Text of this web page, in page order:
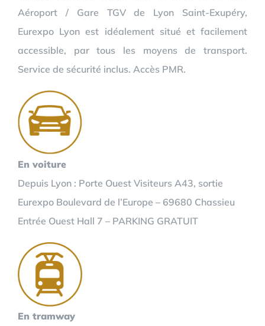
Aéroport / Gare TGV de Lyon Saint-Exupéry,
Eurexpo Lyon est idéalement situé et facilement
accessible, par tous les moyens de transport.
Service de sécurité inclus. Accès PMR.
En voiture
Depuis Lyon : Porte Ouest Visiteurs A43, sortie
Eurexpo Boulevard de l’Europe – 69680 Chassieu
Entrée Ouest Hall 7 – PARKING GRATUIT
En tramway